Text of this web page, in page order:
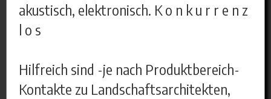
akustisch, elektronisch. K o n k u r r e n z
l o s
Hilfreich sind -je nach Produktbereich-
Kontakte zu Landschaftsarchitekten,